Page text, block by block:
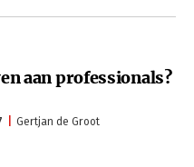
aan professionals?
Gertjan de Groot